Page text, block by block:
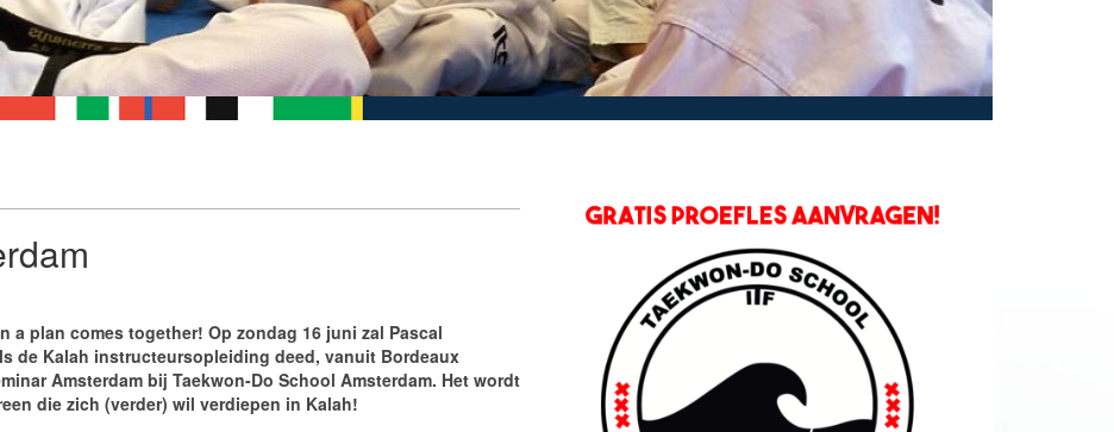
a plan comes together! Op zondag 16 juni zal Pascal
de Kalah instructeursopleiding deed, vanuit Bordeaux
Amsterdam bij Taekwon-Do School Amsterdam. Het wordt
die zich (verder) wil verdiepen in Kalah!